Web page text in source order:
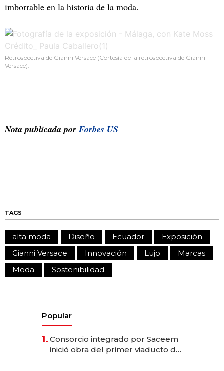
imborrable en la historia de la moda.
Retrospectiva de Gianni Versace (Cortesía de la retrospectiva de Gianni
Versace).
Nota publicada porForbes US
TAGS
alta moda Diseño Ecuador
Exposición
Gianni Versace
Innovación Lujo
Marcas
Moda
Sostenibilidad
Popular
1. Consorcio integrado por Saceem
inició obra del primer viaducto de